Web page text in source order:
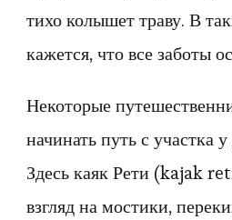
тихо колышет траву. В
кажется, что все заботы
Некоторые
начинать путь с участка
Здесь каяк Рети (kajak
взгляд на мостики,